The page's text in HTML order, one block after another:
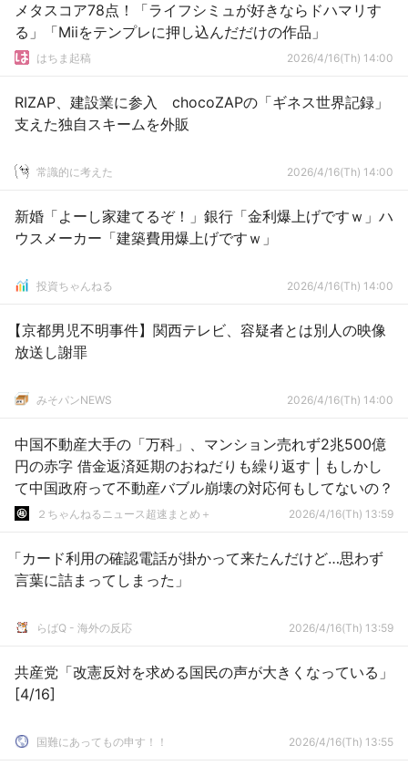
メタスコア78点！「ライフシミュが好きならドハマリす
る」「Miiをテンプレに押し込んだだけの作品」
はちま起稿 2026/4/16(Th) 14:00
RIZAP、建設業に参入 chocoZAPの「ギネス世界記録」
支えた独自スキームを外販
常識的に考えた 2026/4/16(Th) 14:00
新婚「よーし家建てるぞ！」銀行「金利爆上げですｗ」ハ
ウスメーカー「建築費用爆上げですｗ」
投資ちゃんねる 2026/4/16(Th) 14:00
【京都男児不明事件】関西テレビ、容疑者とは別人の映像
放送し謝罪
みそパンNEWS 2026/4/16(Th) 14:00
中国不動産大手の「万科」、マンション売れず2兆500億
円の赤字 借金返済延期のおねだりも繰り返す | もしかし
て中国政府って不動産バブル崩壊の対応何もしてないの？
２ちゃんねるニュース超速まとめ＋ 2026/4/16(Th) 13:59
「カード利用の確認電話が掛かって来たんだけど…思わず
言葉に詰まってしまった」
らばQ - 海外の反応 2026/4/16(Th) 13:59
共産党「改憲反対を求める国民の声が大きくなっている」
[4/16]
国難にあってもの申す！！ 2026/4/16(Th) 13:55